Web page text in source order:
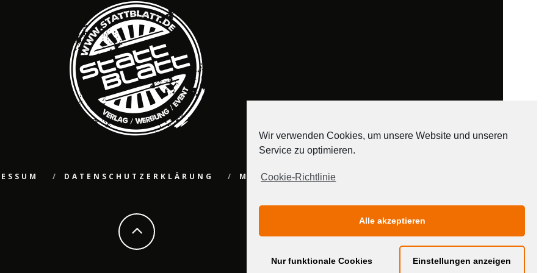
DATENSCHUTZERKLÄRUNG MEDIADATEN
Wir verwenden Cookies, um unsere Website und unseren
Service zu optimieren.
Cookie-Richtlinie
Alle akzeptieren
Nur funktionale Cookies Einstellungen anzeigen